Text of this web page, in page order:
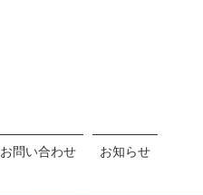
お問い合わせ お知らせ